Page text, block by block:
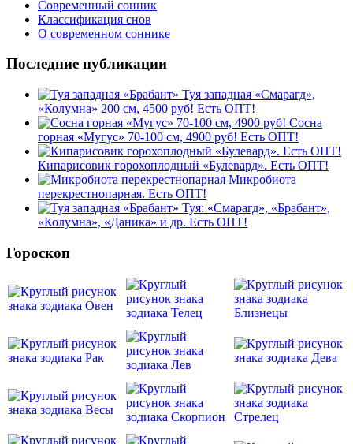
Современный сонник
Классификация снов
О современном соннике
Последние публикации
Туя западная «Смарагд»,
«Колумна» 200 см, 4500 руб! Есть ОПТ!
Сосна
горная «Мугус» 70-100 см, 4900 руб! Есть ОПТ!
Кипарисовик горохоплодный «Булевард». Есть ОПТ!
Микробиота
перекрестнопарная. Есть ОПТ!
Туя: «Смарагд», «Брабант»,
«Колумна», «Даника» и др. Есть ОПТ!
Гороскоп